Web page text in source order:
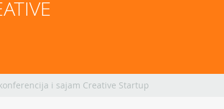
i sajam Creative Startup